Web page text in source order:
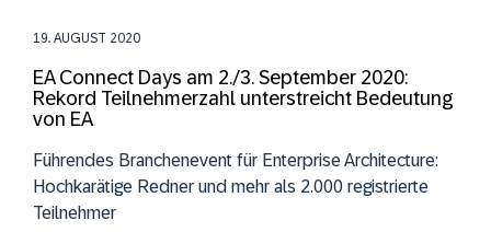
19. AUGUST 2020
EA Connect Days am 2./3. September 2020:
Rekord Teilnehmerzahl unterstreicht Bedeutung
von EA
Führendes Branchenevent für Enterprise Architecture:
Hochkarätige Redner und mehr als 2.000 registrierte
Teilnehmer